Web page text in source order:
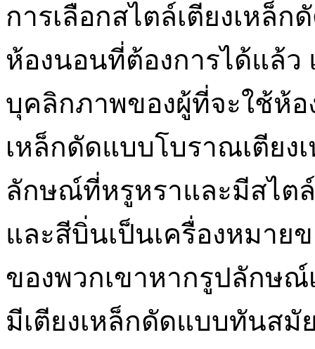
การเลือกสไตล์เตียงเหล็
ห้องนอนที่ต้องการได้แล้
บุคลิกภาพของผู้ที่จะใช้ห้
เหล็กดัดแบบโบราณเตียง
ลักษณ์ที่หรูหราและมีสไต
และสีบิ่นเป็นเครื่องหมาย
ของพวกเขาหากรูปลักษ
มีเตียงเหล็กดัดแบบทันส